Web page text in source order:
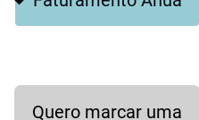
Quero marcar uma